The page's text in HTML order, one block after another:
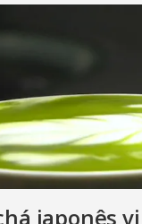
japonês